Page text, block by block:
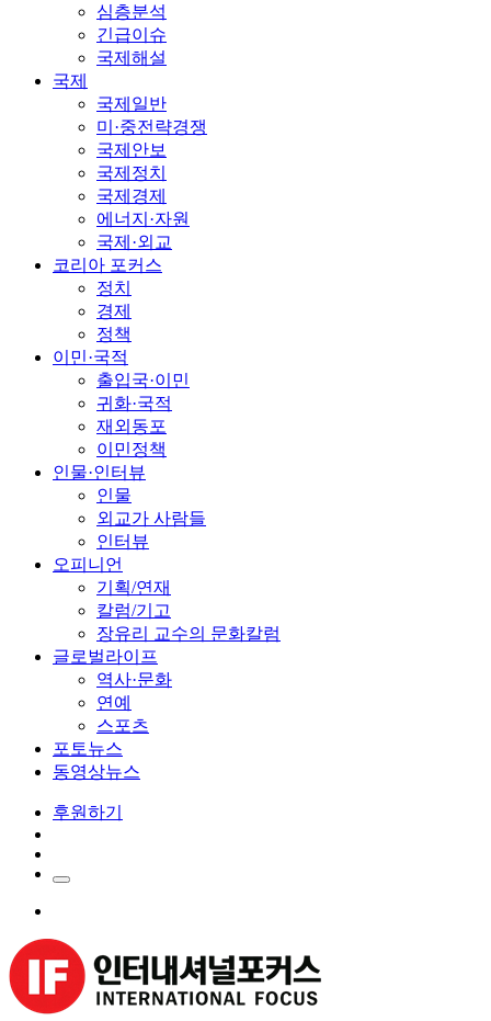
심층분석
긴급이슈
국제해설
국제
국제일반
미·중전략경쟁
국제안보
국제정치
국제경제
에너지·자원
국제·외교
코리아 포커스
정치
경제
정책
이민·국적
출입국·이민
귀화·국적
재외동포
이민정책
인물·인터뷰
인물
외교가 사람들
인터뷰
오피니언
기획/연재
칼럼/기고
장유리 교수의 문화칼럼
글로벌라이프
역사·문화
연예
스포츠
포토뉴스
동영상뉴스
후원하기